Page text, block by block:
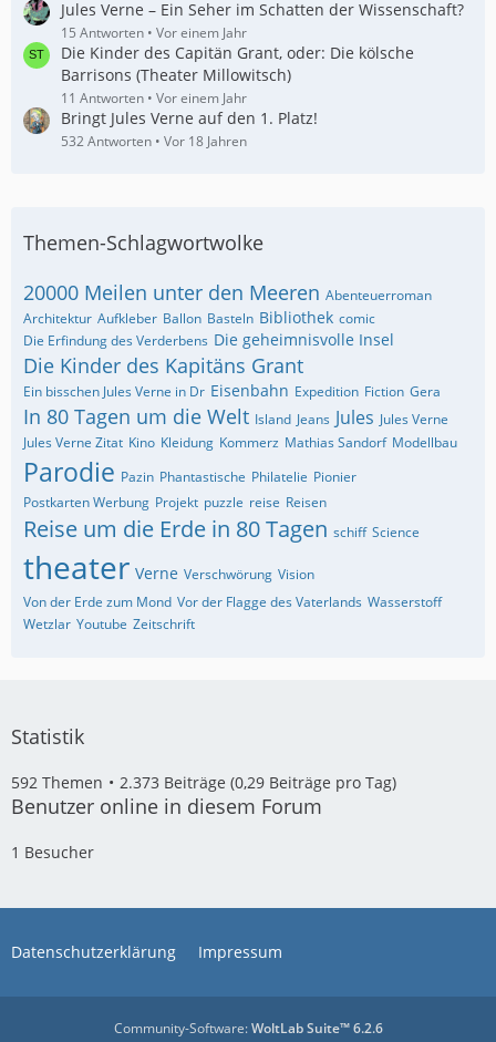
Jules Verne – Ein Seher im Schatten der Wissenschaft?
15 Antworten Vor einem Jahr
Die Kinder des Capitän Grant, oder: Die kölsche
Barrisons (Theater Millowitsch)
11 Antworten Vor einem Jahr
Bringt Jules Verne auf den 1. Platz!
532 Antworten Vor 18 Jahren
Themen-Schlagwortwolke
20000 Meilen unter den Meeren Abenteuerroman
Architektur Aufkleber Ballon Basteln Bibliothek comic
Die Erfindung des Verderbens Die geheimnisvolle Insel
Die Kinder des Kapitäns Grant
Ein bisschen Jules Verne in Dr Eisenbahn Expedition Fiction Gera
In 80 Tagen um die Welt Island Jeans Jules Jules Verne
Jules Verne Zitat Kino Kleidung Kommerz Mathias Sandorf Modellbau
Parodie Pazin Phantastische Philatelie Pionier
Postkarten Werbung Projekt puzzle reise Reisen
Reise um die Erde in 80 Tagen schiff Science
theater Verne Verschwörung Vision
Von der Erde zum Mond Vor der Flagge des Vaterlands Wasserstoff
Wetzlar Youtube Zeitschrift
Statistik
592 Themen 2.373 Beiträge (0,29 Beiträge pro Tag)
Benutzer online in diesem Forum
1 Besucher
Datenschutzerklärung Impressum
Community-Software:WoltLab Suite™ 6.2.6